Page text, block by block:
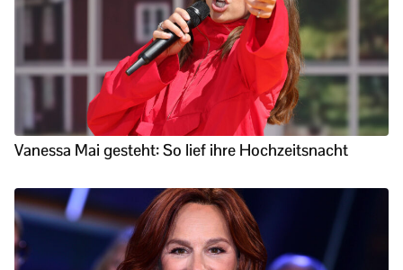
Vanessa Mai gesteht: So lief ihre Hochzeitsnacht